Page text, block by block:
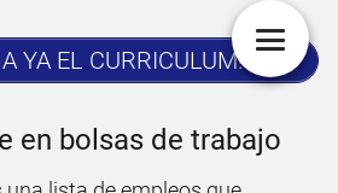
YA EL CURRICULUM!
en bolsas de trabajo